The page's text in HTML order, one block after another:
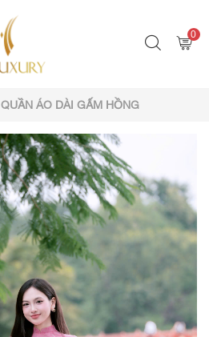
0
QUẦN ÁO DÀI GẤM HỒNG